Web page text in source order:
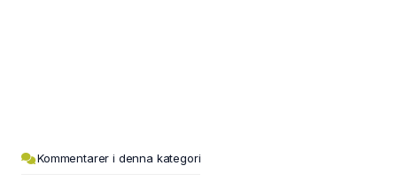
Kommentarer i denna kategori